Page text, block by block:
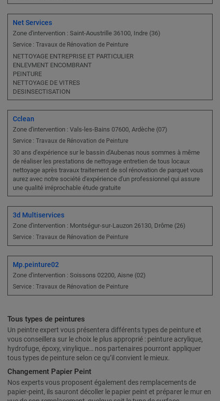
Net Services
Zone d'intervention : Saint-Aoustrille 36100, Indre (36)
Service : Travaux de Rénovation de Peinture
NETTOYAGE ENTREPRISE ET PARTICULIER
ENLEVMENT ENCOMBRANT
PEINTURE
NETTOYAGE DE VITRES
DESINSECTISATION
Cclean
Zone d'intervention : Vals-les-Bains 07600, Ardèche (07)
Service : Travaux de Rénovation de Peinture
30 ans d'expérience sur le bassin d'Aubenas nous sommes à même
de réaliser les prestations de nettoyage entretien de tous locaux
nettoyage après travaux traitement de sol rénovation de parquet vous
aurez avec notre société d'expérience d'un professionnel qui assure
une qualité irréprochable étude gratuite
3d Multiservices
Zone d'intervention : Montségur-sur-Lauzon 26130, Drôme (26)
Service : Travaux de Rénovation de Peinture
Mp.peinture02
Zone d'intervention : Soissons 02200, Aisne (02)
Service : Travaux de Rénovation de Peinture
Tous types de peintures
Un peintre expert vous présentera différents types de peinture et
vous conseillera sur le choix le plus approprié : peinture acrylique,
hydrofuge, époxy, vinylique… nos partenaires pourront appliquer
tous types de peinture selon ce qu’il convient le mieux.
Changement Papier Peint
Nos experts vous proposent également des remplacements de
papier-peint, ils sauront décoller le papier peint et préparer le mur en